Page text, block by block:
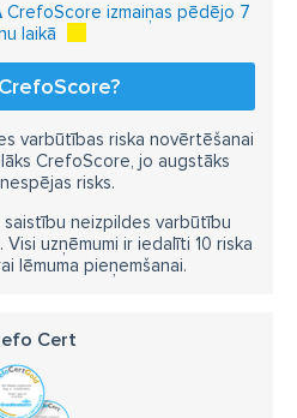
CrefoScore izmaiņas pēdējo 7
laikā
varbūtības riska novērtēšanai
CrefoScore, jo augstāks
risks.
neizpildes varbūtību
uzņēmumi ir iedalīti 10 riska
lēmuma pieņemšanai.
Cert